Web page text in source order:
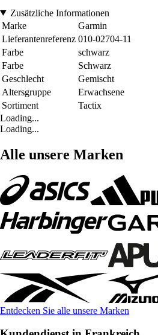
Zusätzliche Informationen
Marke
Garmin
Lieferantenreferenz 010-02704-11
Farbe
schwarz
Farbe
Schwarz
Geschlecht
Gemischt
Altersgruppe
Erwachsene
Sortiment
Tactix
Loading...
Loading...
Alle unsere Marken
Entdecken Sie alle unsere Marken